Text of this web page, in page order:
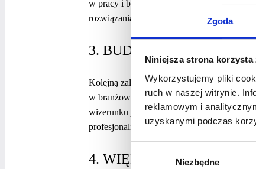
Zgoda
Niniejsza strona
Wykorzystujemy pliki
ruch w naszej witrynie.
reklamowym i
uzyskanymi podczas
zgody
Niezbędne
w pracy i biznesie. Wymiana informacji,
rozwiązania i inne punkty widzenia.
3. BUDOWA WIZERUNKU
Kolejną zaletą networkingu w budowaniu
w branżowych i społecznych eventach
wizerunku jako osoby kompetentnej,
profesjonalistka, prawda?
4. WIĘKSZE MOŻLIWOŚCI